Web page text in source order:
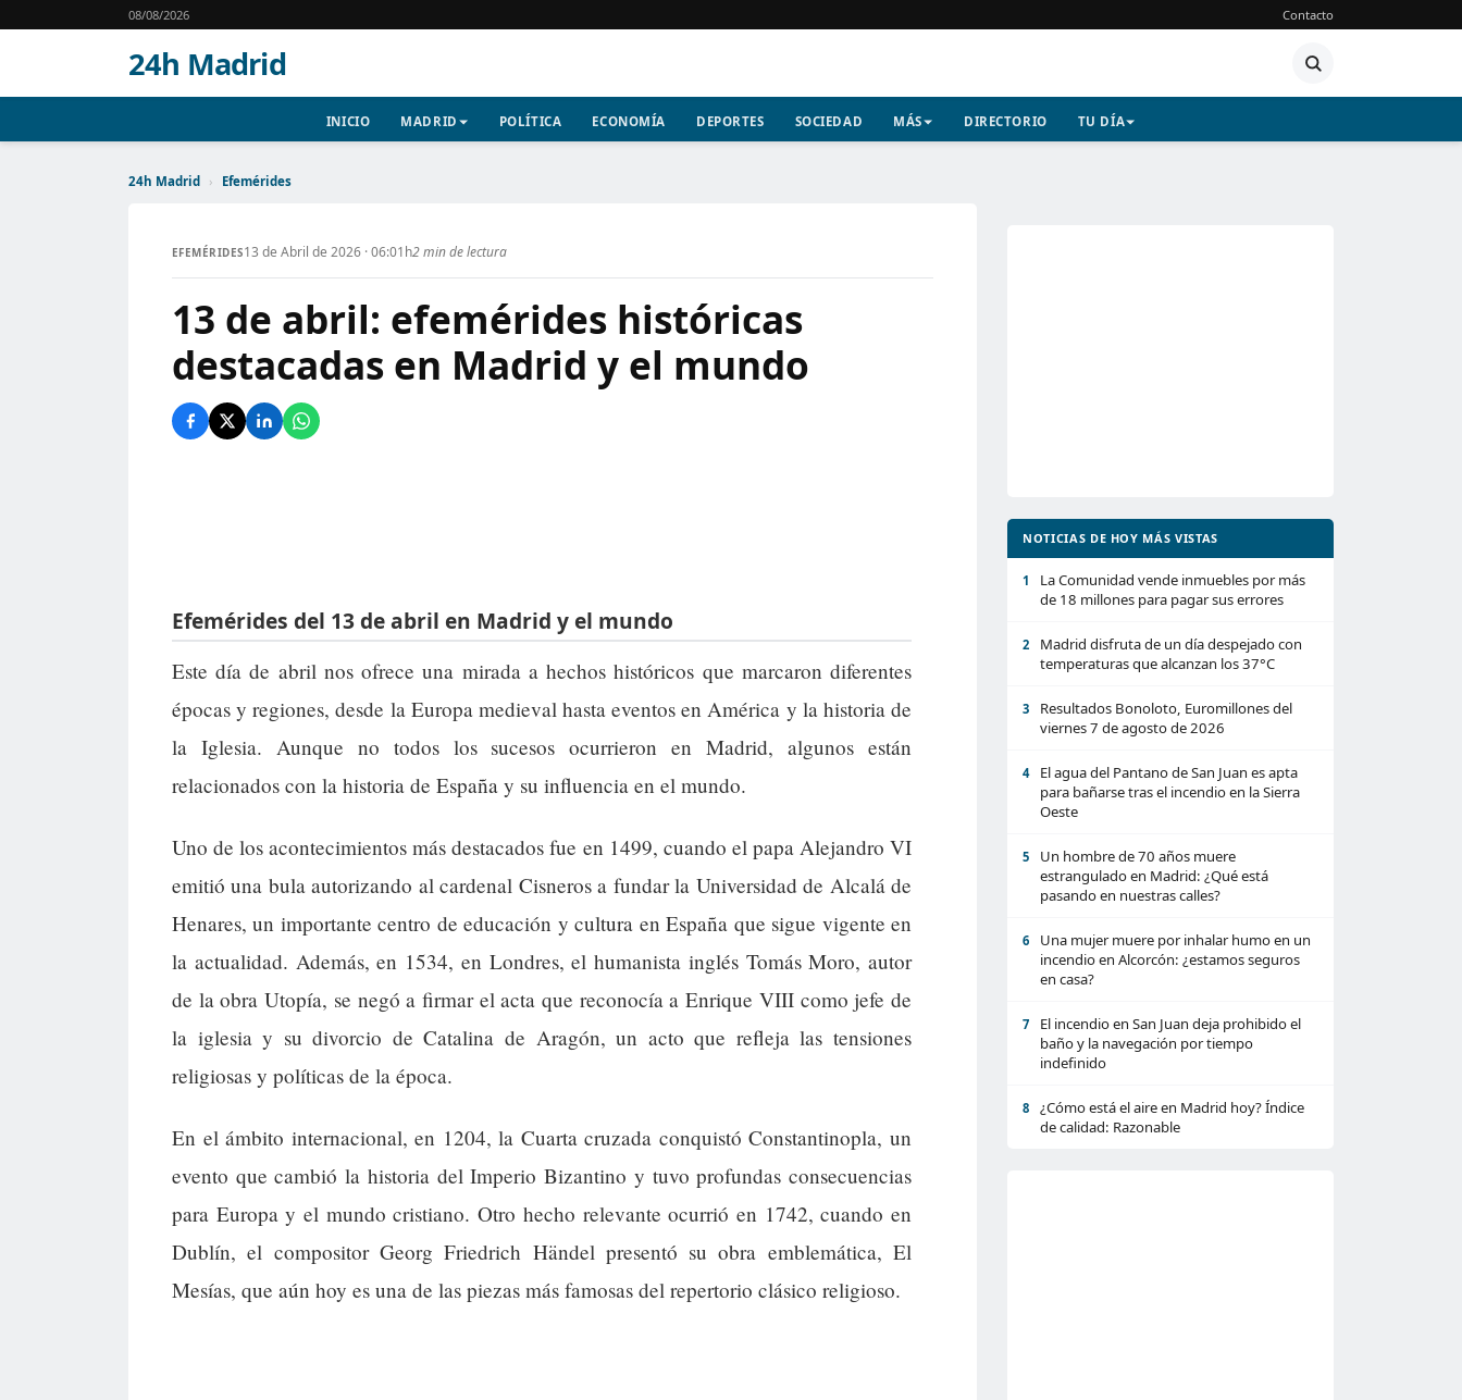
08/08/2026 Contacto
24h Madrid
INICIO MADRID POLÍTICA ECONOMÍA DEPORTES SOCIEDAD MÁS DIRECTORIO TU DÍA
24h Madrid › Efemérides
EFEMÉRIDES13 de Abril de 2026 · 06:01h2 min de lectura
13 de abril: efemérides históricas
destacadas en Madrid y el mundo
Efemérides del 13 de abril en Madrid y el mundo
Este día de abril nos ofrece una mirada a hechos históricos que marcaron diferentes
épocas y regiones, desde la Europa medieval hasta eventos en América y la historia de
la Iglesia. Aunque no todos los sucesos ocurrieron en Madrid, algunos están
relacionados con la historia de España y su influencia en el mundo.
Uno de los acontecimientos más destacados fue en 1499, cuando el papa Alejandro VI
emitió una bula autorizando al cardenal Cisneros a fundar la Universidad de Alcalá de
Henares, un importante centro de educación y cultura en España que sigue vigente en
la actualidad. Además, en 1534, en Londres, el humanista inglés Tomás Moro, autor
de la obra Utopía, se negó a firmar el acta que reconocía a Enrique VIII como jefe de
la iglesia y su divorcio de Catalina de Aragón, un acto que refleja las tensiones
religiosas y políticas de la época.
En el ámbito internacional, en 1204, la Cuarta cruzada conquistó Constantinopla, un
evento que cambió la historia del Imperio Bizantino y tuvo profundas consecuencias
para Europa y el mundo cristiano. Otro hecho relevante ocurrió en 1742, cuando en
Dublín, el compositor Georg Friedrich Händel presentó su obra emblemática, El
Mesías, que aún hoy es una de las piezas más famosas del repertorio clásico religioso.
NOTICIAS DE HOY MÁS VISTAS
1
La Comunidad vende inmuebles por más
de 18 millones para pagar sus errores
2
Madrid disfruta de un día despejado con
temperaturas que alcanzan los 37°C
3
Resultados Bonoloto, Euromillones del
viernes 7 de agosto de 2026
4
El agua del Pantano de San Juan es apta
para bañarse tras el incendio en la Sierra
Oeste
5
Un hombre de 70 años muere
estrangulado en Madrid: ¿Qué está
pasando en nuestras calles?
6
Una mujer muere por inhalar humo en un
incendio en Alcorcón: ¿estamos seguros
en casa?
7
El incendio en San Juan deja prohibido el
baño y la navegación por tiempo
indefinido
8
¿Cómo está el aire en Madrid hoy? Índice
de calidad: Razonable